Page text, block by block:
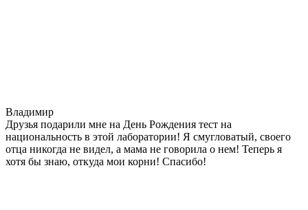
Владимир
Друзья подарили мне на День Рождения тест на
национальность в этой лаборатории! Я смугловатый, своего
отца никогда не видел, а мама не говорила о нем! Теперь я
хотя бы знаю, откуда мои корни! Спасибо!